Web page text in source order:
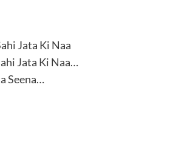
Jata Ki Naa
Jata Ki Naa…
Seena…